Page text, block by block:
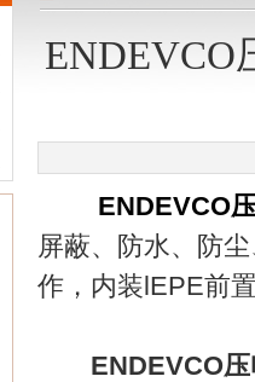
ENDEVCO
ENDEVCO
屏蔽、防水、防
作，内装lEPE前
ENDEVCO